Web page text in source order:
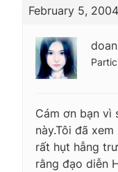
February 5,
Cám ơn bạn vì
này.Tôi đã
rất hụt hẫng
rằng đạo diễn